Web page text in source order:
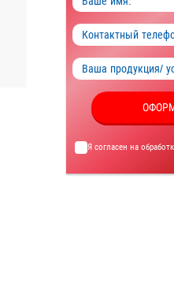
Я согласен на